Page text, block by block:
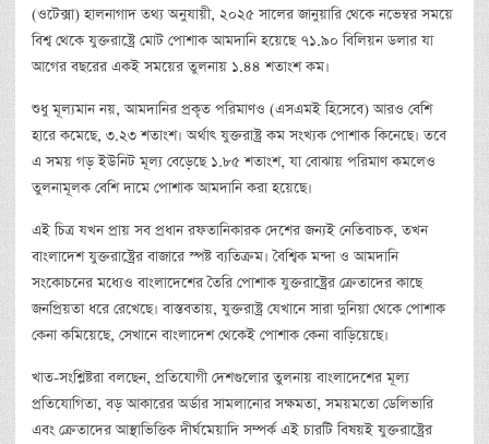
(ওটেক্সা) হালনাগাদ তথ্য অনুযায়ী, ২০২৫ সালের জানুয়ারি থেকে নভেম্বর সময়ে
বিশ্ব থেকে যুক্তরাষ্ট্রে মোট পোশাক আমদানি হয়েছে ৭১.৯০ বিলিয়ন ডলার যা
আগের বছরের একই সময়ের তুলনায় ১.৪৪ শতাংশ কম।
শুধু মূল্যমান নয়, আমদানির প্রকৃত পরিমাণও (এসএমই হিসেবে) আরও বেশি
হারে কমেছে, ৩.২৩ শতাংশ। অর্থাৎ যুক্তরাষ্ট্র কম সংখ্যক পোশাক কিনেছে। তবে
এ সময় গড় ইউনিট মূল্য বেড়েছে ১.৮৫ শতাংশ, যা বোঝায় পরিমাণ কমলেও
তুলনামূলক বেশি দামে পোশাক আমদানি করা হয়েছে।
এই চিত্র যখন প্রায় সব প্রধান রফতানিকারক দেশের জন্যই নেতিবাচক, তখন
বাংলাদেশ যুক্তরাষ্ট্রের বাজারে স্পষ্ট ব্যতিক্রম। বৈশ্বিক মন্দা ও আমদানি
সংকোচনের মধ্যেও বাংলাদেশের তৈরি পোশাক যুক্তরাষ্ট্রের ক্রেতাদের কাছে
জনপ্রিয়তা ধরে রেখেছে। বাস্তবতায়, যুক্তরাষ্ট্র যেখানে সারা দুনিয়া থেকে পোশাক
কেনা কমিয়েছে, সেখানে বাংলাদেশ থেকেই পোশাক কেনা বাড়িয়েছে।
খাত-সংশ্লিষ্টরা বলছেন, প্রতিযোগী দেশগুলোর তুলনায় বাংলাদেশের মূল্য
প্রতিযোগিতা, বড় আকারের অর্ডার সামলানোর সক্ষমতা, সময়মতো ডেলিভারি
এবং ক্রেতাদের আস্থাভিত্তিক দীর্ঘমেয়াদি সম্পর্ক এই চারটি বিষয়ই যুক্তরাষ্ট্রের